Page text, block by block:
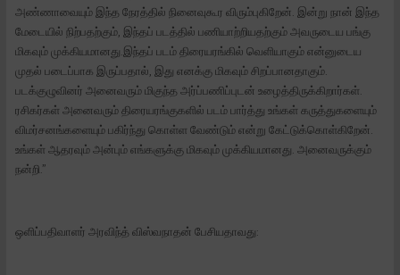
அண்ணாவையும் இந்த நேரத்தில் நினைவுகூர விரும்புகிறேன். இன்று நான் இந்த
மேடையில் நிற்பதற்கும், இந்தப் படத்தில் பணியாற்றியதற்கும் அவருடைய பங்கு
மிகவும் முக்கியமானது.இந்தப் படம் திரையரங்கில் வெளியாகும் என்னுடைய
முதல் படைப்பாக இருப்பதால், இது எனக்கு மிகவும் சிறப்பானதாகும்.
படக்குழுவினர் அனைவரும் மிகுந்த அர்ப்பணிப்புடன் உழைத்திருக்கிறார்கள்.
ரசிகர்கள் அனைவரும் திரையரங்குகளில் படம் பார்த்து உங்கள் கருத்துகளையும்
விமர்சனங்களையும் பகிர்ந்து கொள்ள வேண்டும் என்று கேட்டுக்கொள்கிறேன்.
உங்கள் ஆதரவும் அன்பும் எங்களுக்கு மிகவும் முக்கியமானது. அனைவருக்கும்
நன்றி.”
ஒளிப்பதிவாளர் அரவிந்த் விஸ்வநாதன் பேசியதாவது: